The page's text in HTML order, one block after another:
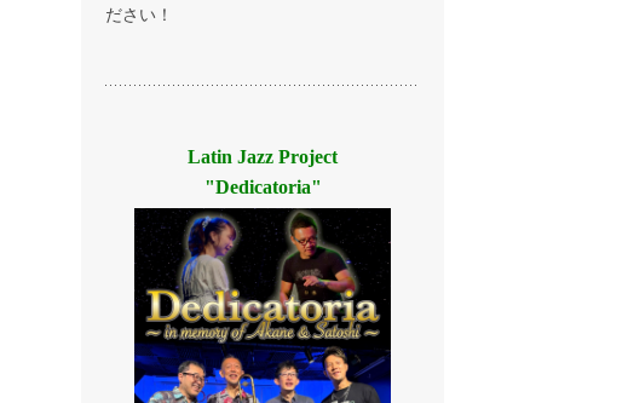
ださい！
Latin Jazz Project
"Dedicatoria"